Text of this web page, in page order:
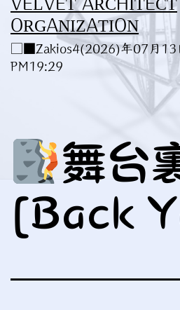
ス
キ
ッ
ORGANIZATION
□■Zakios4(2026)年07月13
PM19:29
舞台
[Back